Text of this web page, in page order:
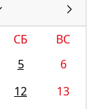
СБ
ВС
5
6
12
13